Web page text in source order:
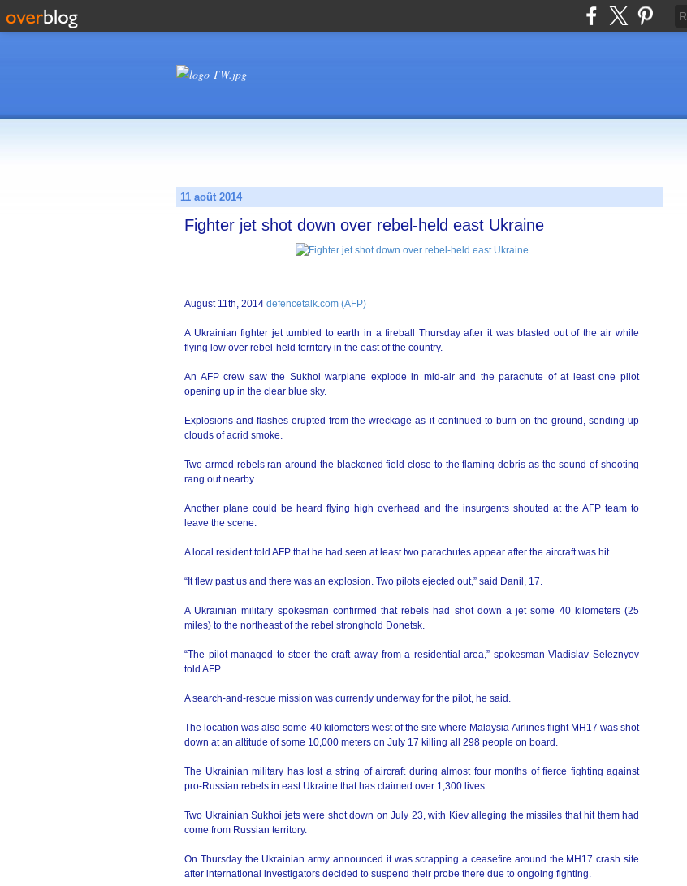
11 août 2014
Fighter jet shot down over rebel-held east Ukraine
August 11th, 2014 defencetalk.com (AFP)
A Ukrainian fighter jet tumbled to earth in a fireball Thursday after it was blasted out of the air while
flying low over rebel-held territory in the east of the country.
An AFP crew saw the Sukhoi warplane explode in mid-air and the parachute of at least one pilot
opening up in the clear blue sky.
Explosions and flashes erupted from the wreckage as it continued to burn on the ground, sending up
clouds of acrid smoke.
Two armed rebels ran around the blackened field close to the flaming debris as the sound of shooting
rang out nearby.
Another plane could be heard flying high overhead and the insurgents shouted at the AFP team to
leave the scene.
A local resident told AFP that he had seen at least two parachutes appear after the aircraft was hit.
“It flew past us and there was an explosion. Two pilots ejected out,” said Danil, 17.
A Ukrainian military spokesman confirmed that rebels had shot down a jet some 40 kilometers (25
miles) to the northeast of the rebel stronghold Donetsk.
“The pilot managed to steer the craft away from a residential area,” spokesman Vladislav Seleznyov
told AFP.
A search-and-rescue mission was currently underway for the pilot, he said.
The location was also some 40 kilometers west of the site where Malaysia Airlines flight MH17 was shot
down at an altitude of some 10,000 meters on July 17 killing all 298 people on board.
The Ukrainian military has lost a string of aircraft during almost four months of fierce fighting against
pro-Russian rebels in east Ukraine that has claimed over 1,300 lives.
Two Ukrainian Sukhoi jets were shot down on July 23, with Kiev alleging the missiles that hit them had
come from Russian territory.
On Thursday the Ukrainian army announced it was scrapping a ceasefire around the MH17 crash site
after international investigators decided to suspend their probe there due to ongoing fighting.